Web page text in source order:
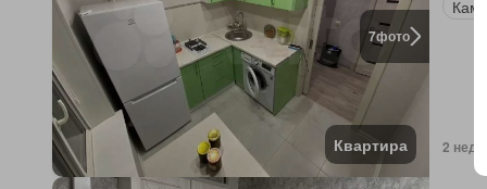
7фото
Квартира 2